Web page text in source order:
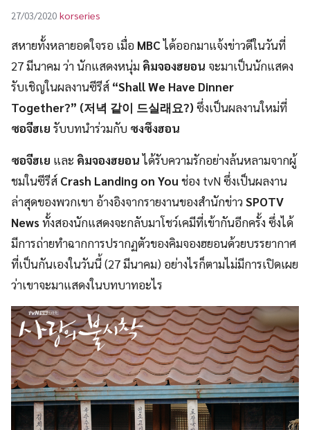
27/03/2020 korseries
สหายทั้งหลายอดใจรอ เมื่อ MBCได้ออกมาแจ้งข่าวดีในวันที่
27 มีนาคม ว่า นักแสดงหนุ่ม คิมจองฮยอน จะมาเป็นนักแสดง
รับเชิญในผลงานซีรีส์ “Shall We Have Dinner
Together?” (저녁 같이 드실래요?)ซึ่งเป็นผลงานใหม่ที่
ซอจีฮเย รับบทนำร่วมกับ ซงซึงฮอน
ซอจีฮเย และ คิมจองฮยอนได้รับความรักอย่างล้นหลามจากผู้
ชมในซีรีส์ Crash Landing on You ช่อง tvN ซึ่งเป็นผลงาน
ล่าสุดของพวกเขา อ้างอิงจากรายงานของสำนักข่าวSPOTV
Newsทั้งสองนักแสดงจะกลับมาโชว์เคมีที่เข้ากันอีกครั้ง ซึ่งได้
มีการถ่ายทำฉากการปรากฏตัวของคิมจองฮยอนด้วยบรรยากาศ
ที่เป็นกันเองในวันนี้ (27 มีนาคม) อย่างไรก็ตามไม่มีการเปิดเผย
ว่าเขาจะมาแสดงในบทบาทอะไร